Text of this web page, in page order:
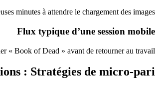
minutes à attendre le chargement des images.
Flux typique d’une session mobile
« Book of Dead » avant de retourner au travail.
: Stratégies de micro‑pari